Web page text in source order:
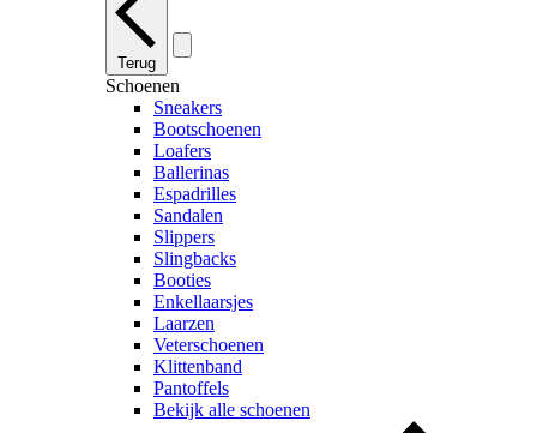
Terug
Schoenen
Sneakers
Bootschoenen
Loafers
Ballerinas
Espadrilles
Sandalen
Slippers
Slingbacks
Booties
Enkellaarsjes
Laarzen
Veterschoenen
Klittenband
Pantoffels
Bekijk alle schoenen